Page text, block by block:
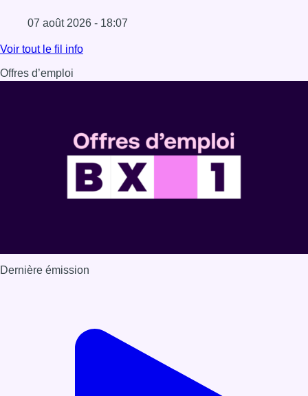
07 août 2026 - 18:07
Lire l'article Les Bruxellois respectent mieux les zones 30
Voir tout le fil info
Offres d’emploi
Dernière émission